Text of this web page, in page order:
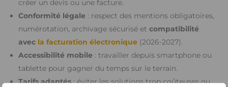
créer un devis ou une facture.
Conformité légale : respect des mentions obligatoires,
numérotation, archivage sécurisé etcompatibilité
avec la facturation électronique (2026-2027).
Accessibilité mobile : travailler depuis smartphone ou
tablette pour gagner du temps sur le terrain.
Tarifs adaptés: éviter les solutions trop coûteuses ou